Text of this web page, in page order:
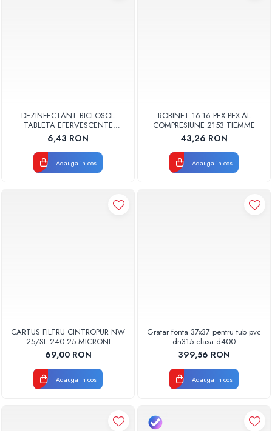
DEZINFECTANT BICLOSOL
TABLETA EFERVESCENTE
CLORAMINA TABLETA CLOR 10
BUC
6,43 RON
Adauga in cos
ROBINET 16-16 PEX PEX-AL
COMPRESIUNE 2153 TIEMME
43,26 RON
Adauga in cos
CARTUS FILTRU CINTROPUR NW
25/SL 240 25 MICRONI
MANSOANE FILTRARE SET 5BUC
69,00 RON
Adauga in cos
Gratar fonta 37x37 pentru tub pvc
dn315 clasa d400
399,56 RON
Adauga in cos